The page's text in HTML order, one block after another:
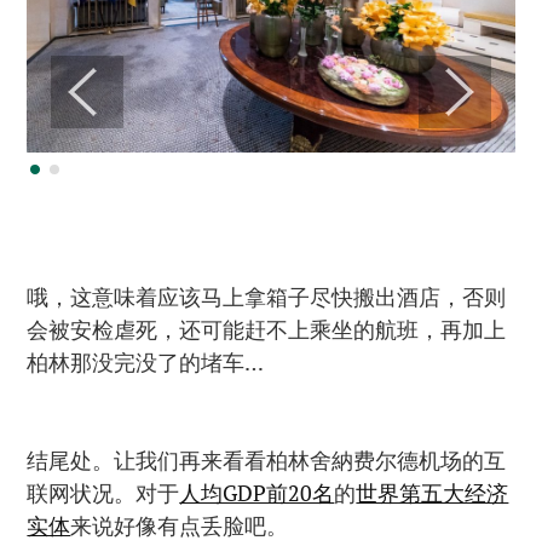
哦，这意味着应该马上拿箱子尽快搬出酒店，否则
会被安检虐死，还可能赶不上乘坐的航班，再加上
柏林那没完没了的堵车…
结尾处。让我们再来看看柏林舍納费尔德机场的互
联网状况。对于人均GDP前20名的世界第五大经济
实体来说好像有点丢脸吧。